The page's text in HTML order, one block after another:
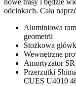
odcinkach. Cała
Aluminiowa
geometrii
Stożkowa
Wewnętrzne
Amortyzator
Przerzutki
CUES U4010